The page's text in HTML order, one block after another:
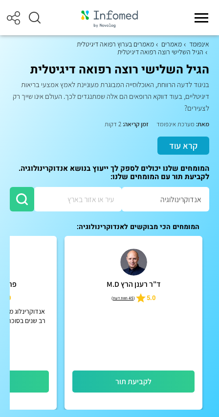
אינפומד מאמרים
מאמרים בערוץ רפואה דיגיטלית
הגיל השלישי רוצה רפואה דיגיטלית
הגיל השלישי רוצה רפואה דיגיטלית
בניגוד לדעה הרווחת, האוכלוסייה המבוגרת מעוניינת לאמץ אמצעי בריאות
דיגיטליים, בעוד דווקא הרופאים הם אלה שמתנגדים לכך. העולם אינו שייך רק
לצעירים?
מאת: מערכת אינפומד זמן קריאה:
קרא עוד
המומחים שלנו יכולים לספק לך ייעוץ בנושא אנדוקרינולוגיה.
לקביעת תור עם המומחים שלנו:
המומחים הכי מבוקשים לאנדוקרינולוגיה:
ד"ר רענן הרץ M.D
5.0
(45 חוות דעת )
לקביעת תור
5.0
אנדוקרינלוג
רב שנים